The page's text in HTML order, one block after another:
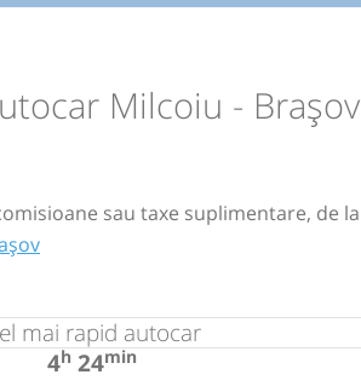
Milcoiu - Brașov
sau taxe suplimentare, de la
mai rapid autocar
4h 24min